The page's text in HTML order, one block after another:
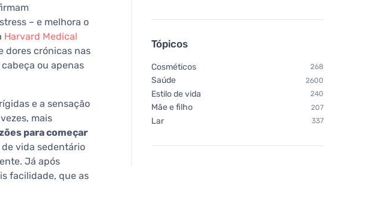
– e melhora o
Harvard Medical
dores crónicas nas
ou apenas
e a sensação
mais
para começar
vida sedentário
Já após
facilidade, que as
Tópicos
Cosméticos 268
Saúde 2600
Estilo de vida 240
Mãe e filho 207
Lar 337